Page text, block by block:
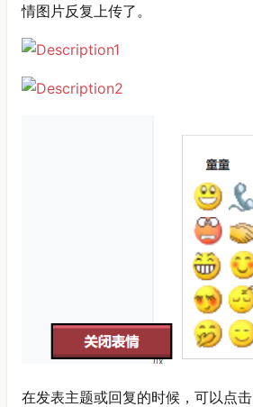
情图片反复上传了。
在发表主题或回复的时候，可以点击